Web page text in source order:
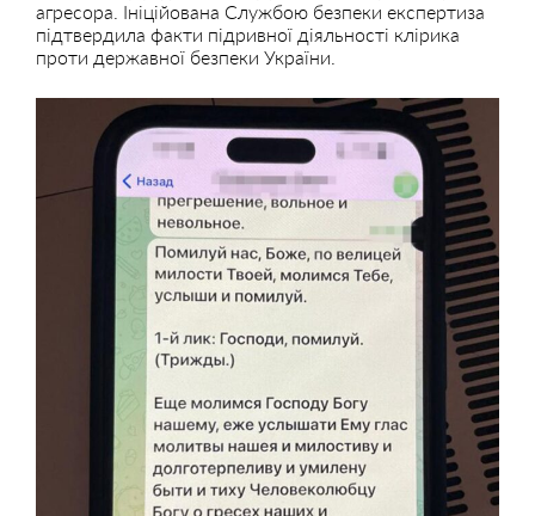
агресора. Ініційована Службою безпеки експертиза
підтвердила факти підривної діяльності клірика
проти державної безпеки України.